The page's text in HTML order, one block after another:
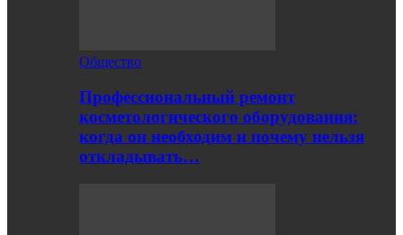
Общество
Профессиональный ремонт
косметологического оборудования:
когда он необходим и почему нельзя
откладывать…